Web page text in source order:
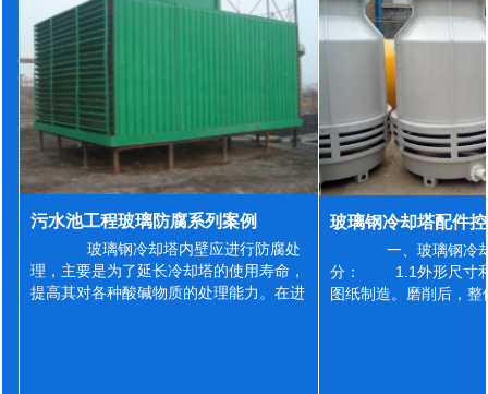
污水池工程玻璃防腐系列案例
玻璃钢冷却塔内壁应进行防腐处
理，主要是为了延长冷却塔的使用寿命，
提高其对各种酸碱物质的处理能力。在进
一、玻璃钢冷
分： 1.1外形尺寸和
图纸制造。磨削后，